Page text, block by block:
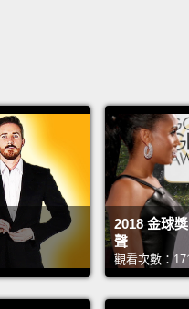
2018 金球
聲
觀看次數：